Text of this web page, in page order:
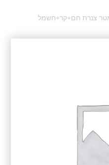
צנרת חם+קר+חשמל